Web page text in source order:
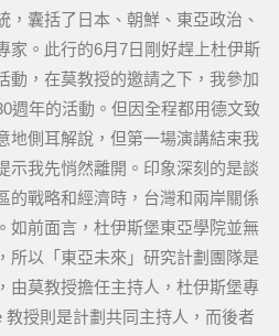
，囊括了日本、朝鮮、東亞政治、
家。此行的6月7日剛好趕上杜伊斯
動，在莫教授的邀請之下，我參加
週年的活動。但因全程都用德文致
地側耳解說，但第一場演講結束我
示我先悄然離開。印象深刻的是談
的戰略和經濟時，台灣和兩岸關係
如前面言，杜伊斯堡東亞學院並無
所以「東亞未來」研究計劃團隊是
由莫教授擔任主持人，杜伊斯堡專
教授則是計劃共同主持人，而後者